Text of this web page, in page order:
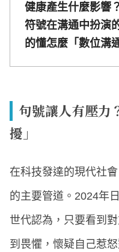
健康產生什麼影響
符號在溝通中扮演
的懂怎麼「數位溝
句號讓人有壓力
擾」
在科技發達的現代社
的主要管道。2024年
世代認為，只要看到
到畏懼，懷疑自己惹